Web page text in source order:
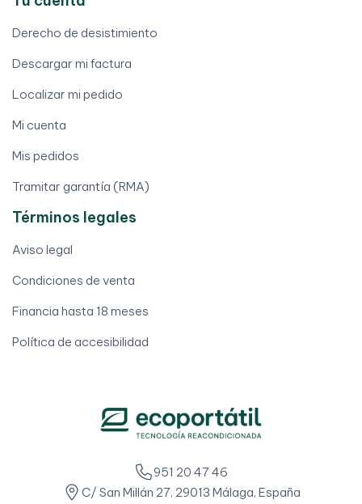
Derecho de desistimiento
Descargar mi factura
Localizar mi pedido
Mi cuenta
Mis pedidos
Tramitar garantía (RMA)
Términos legales
Aviso legal
Condiciones de venta
Financia hasta 18 meses
Política de accesibilidad
951 20 47 46
C/ San Millán 27, 29013 Málaga, España